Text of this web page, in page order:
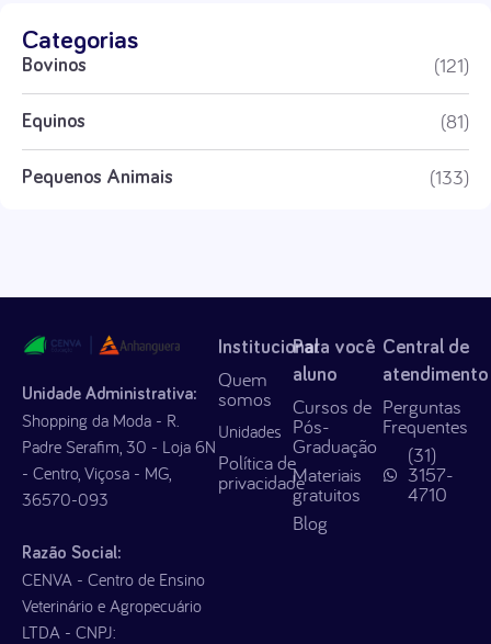
Categorias
Bovinos (121)
Equinos (81)
Pequenos Animais (133)
Unidade Administrativa:
Shopping da Moda - R.
Padre Serafim, 30 - Loja 6N
- Centro, Viçosa - MG,
36570-093
Razão Social:
CENVA - Centro de Ensino
Veterinário e Agropecuário
LTDA - CNPJ:
Institucional
Quem
somos
Unidades
Política de
privacidade
Para você
aluno
Cursos de
Pós-
Graduação
Materiais
gratuitos
Blog
Central de
atendimento
Perguntas
Frequentes
(31)
3157-
4710